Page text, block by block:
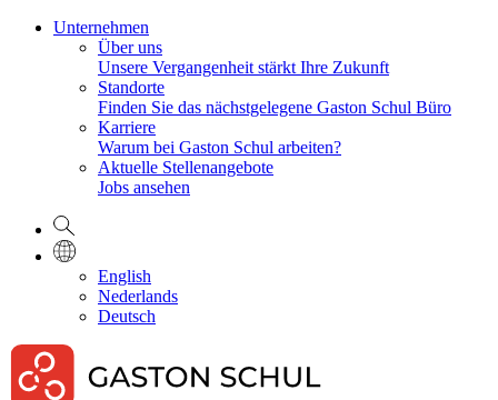
Unternehmen
Über uns
Unsere Vergangenheit stärkt Ihre Zukunft
Standorte
Finden Sie das nächstgelegene Gaston Schul Büro
Karriere
Warum bei Gaston Schul arbeiten?
Aktuelle Stellenangebote
Jobs ansehen
English
Nederlands
Deutsch